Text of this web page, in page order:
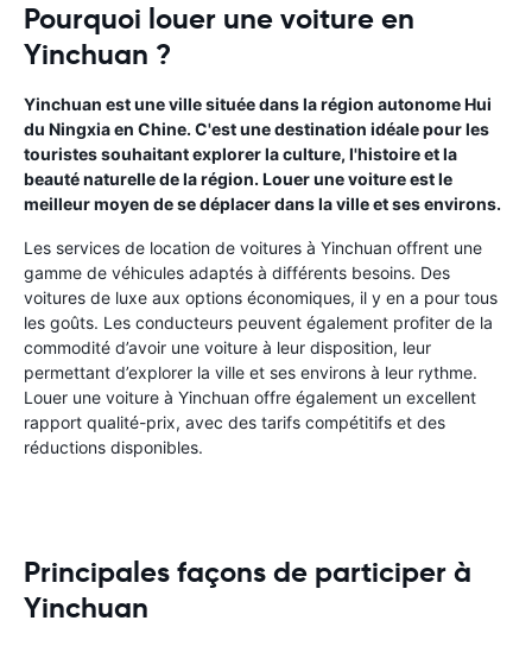
Pourquoi louer une voiture en
Yinchuan ?
Yinchuan est une ville située dans la région autonome Hui
du Ningxia en Chine. C'est une destination idéale pour les
touristes souhaitant explorer la culture, l'histoire et la
beauté naturelle de la région. Louer une voiture est le
meilleur moyen de se déplacer dans la ville et ses environs.
Les services de location de voitures à Yinchuan offrent une
gamme de véhicules adaptés à différents besoins. Des
voitures de luxe aux options économiques, il y en a pour tous
les goûts. Les conducteurs peuvent également profiter de la
commodité d’avoir une voiture à leur disposition, leur
permettant d’explorer la ville et ses environs à leur rythme.
Louer une voiture à Yinchuan offre également un excellent
rapport qualité-prix, avec des tarifs compétitifs et des
réductions disponibles.
Principales façons de participer à
Yinchuan